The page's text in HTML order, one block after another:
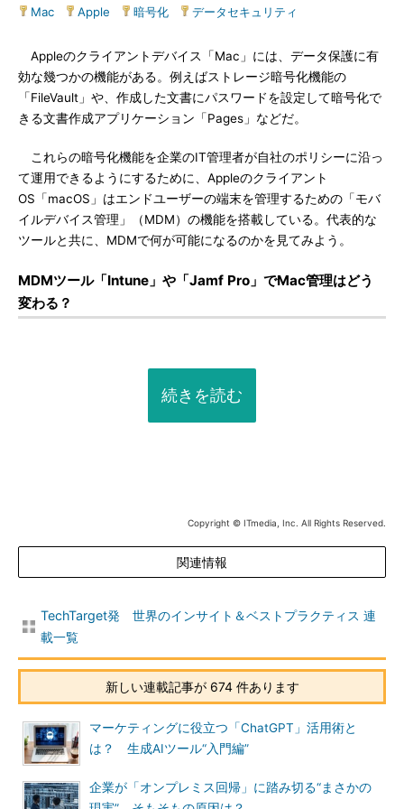
Mac Apple 暗号化 データセキュリティ
Appleのクライアントデバイス「Mac」には、データ保護に有
効な幾つかの機能がある。例えばストレージ暗号化機能の
「FileVault」や、作成した文書にパスワードを設定して暗号化で
きる文書作成アプリケーション「Pages」などだ。
これらの暗号化機能を企業のIT管理者が自社のポリシーに沿っ
て運用できるようにするために、Appleのクライアント
OS「macOS」はエンドユーザーの端末を管理するための「モバ
イルデバイス管理」（MDM）の機能を搭載している。代表的な
ツールと共に、MDMで何が可能になるのかを見てみよう。
MDMツール「Intune」や「Jamf Pro」でMac管理はどう
変わる？
続きを読む
Copyright © ITmedia, Inc. All Rights Reserved.
関連情報
TechTarget発 世界のインサイト＆ベストプラクティス 連
載一覧
新しい連載記事が 674 件あります
マーケティングに役立つ「ChatGPT」活用術と
は？ 生成AIツール“入門編”
企業が「オンプレミス回帰」に踏み切る“まさかの